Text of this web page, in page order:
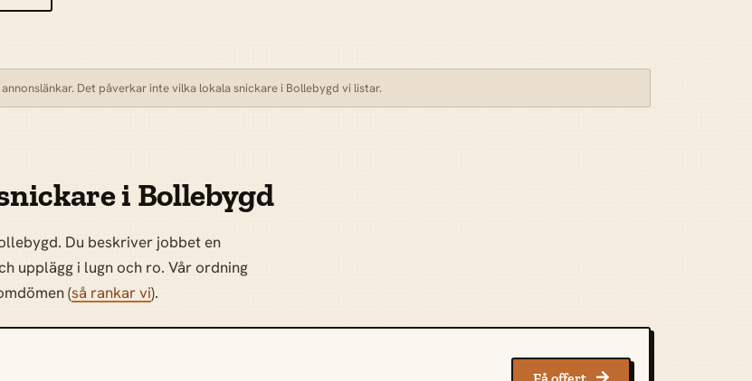
Det påverkar inte vilka lokala snickare i Bollebygd vi listar.
i Bollebygd
Du beskriver jobbet en
upplägg i lugn och ro. Vår ordning
(så rankar vi).
